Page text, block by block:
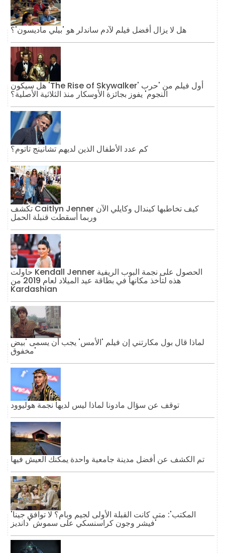
هل لا يزال أفضل فيلم لآدم ساندلر هو 'بيلي ماديسون'؟
هل سيكون 'The Rise of Skywalker' أول فيلم من 'حرب
النجوم' يفوز بجائزة الأوسكار منذ الثلاثية الأصلية؟
كم عدد الأطفال الذين لديهم تشانينج تاتوم؟
تكشف Caitlyn Jenner كيف تخاطبها كيندال وكايلي الآن
وربما أسقطت قنبلة الحمل
حاولت Kendall Jenner الحصول على نجمة البوب ​​الريفية
هذه لتأخذ مكانها في بطاقة عيد الميلاد لعام 2019 من
Kardashian
لماذا قال بول مكارتني إن فيلم 'الأمس' يجب أن يسمى 'بيض
مخفوق'
توقف عن سؤال مادونا لماذا ليس لديها نجمة هوليوود
تم الكشف عن أفضل مدينة جامعية واحدة يمكنك العيش فيها
'المكتب': متى كانت القبلة الأولى لجيم وبام؟ لا توافق جينا
فيشر وجون كراسنسكي على سموش 'دانديز'